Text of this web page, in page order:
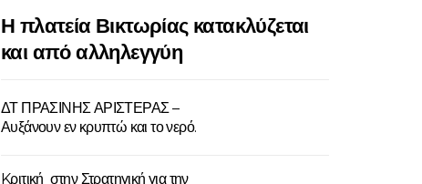
Η πλατεία Βικτωρίας κατακλύζεται
και από αλληλεγγύη
ΔΤ ΠΡΑΣΙΝΗΣ ΑΡΙΣΤΕΡΑΣ –
Αυξάνουν εν κρυπτώ και το νερό.
Kριτική στην Στρατηγική για την